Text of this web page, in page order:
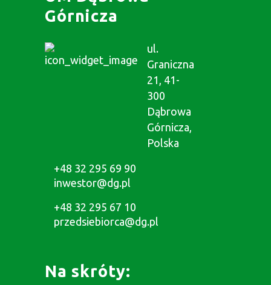
Górnicza
ul.
Graniczna
21, 41-
300
Dąbrowa
Górnicza,
Polska
+48 32 295 69 90
inwestor@dg.pl
+48 32 295 67 10
przedsiebiorca@dg.pl
Na skróty: